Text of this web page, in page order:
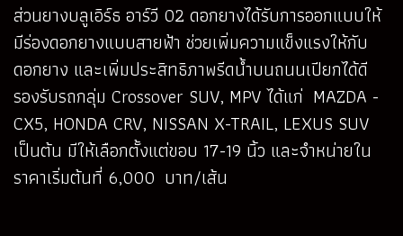
ส่วนยางบลูเอิร์ธ อาร์วี 02 ดอกยางได้รับการออกแบบให้
มีร่องดอกยางแบบสายฟ้า ช่วยเพิ่มความแข็งแรงให้กับ
ดอกยาง และเพิ่มประสิทธิภาพรีดน้ำบนถนนเปียกได้ดี
รองรับรถกลุ่ม Crossover SUV, MPV ได้แก่ MAZDA -
CX5, HONDA CRV, NISSAN X-TRAIL, LEXUS SUV
เป็นต้น มีให้เลือกตั้งแต่ขอบ 17-19 นิ้ว และจำหน่ายใน
ราคาเริ่มต้นที่ 6,000 บาท/เส้น